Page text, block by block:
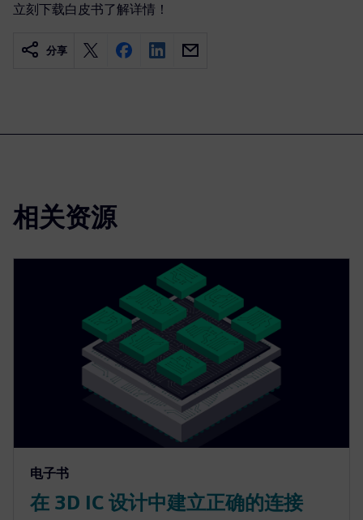
立刻下载白皮书了解详情！
分享
相关资源
电子书
在 3D IC 设计中建立正确的连接